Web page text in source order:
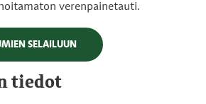
verenpainetauti.
SELAILUUN
tiedot